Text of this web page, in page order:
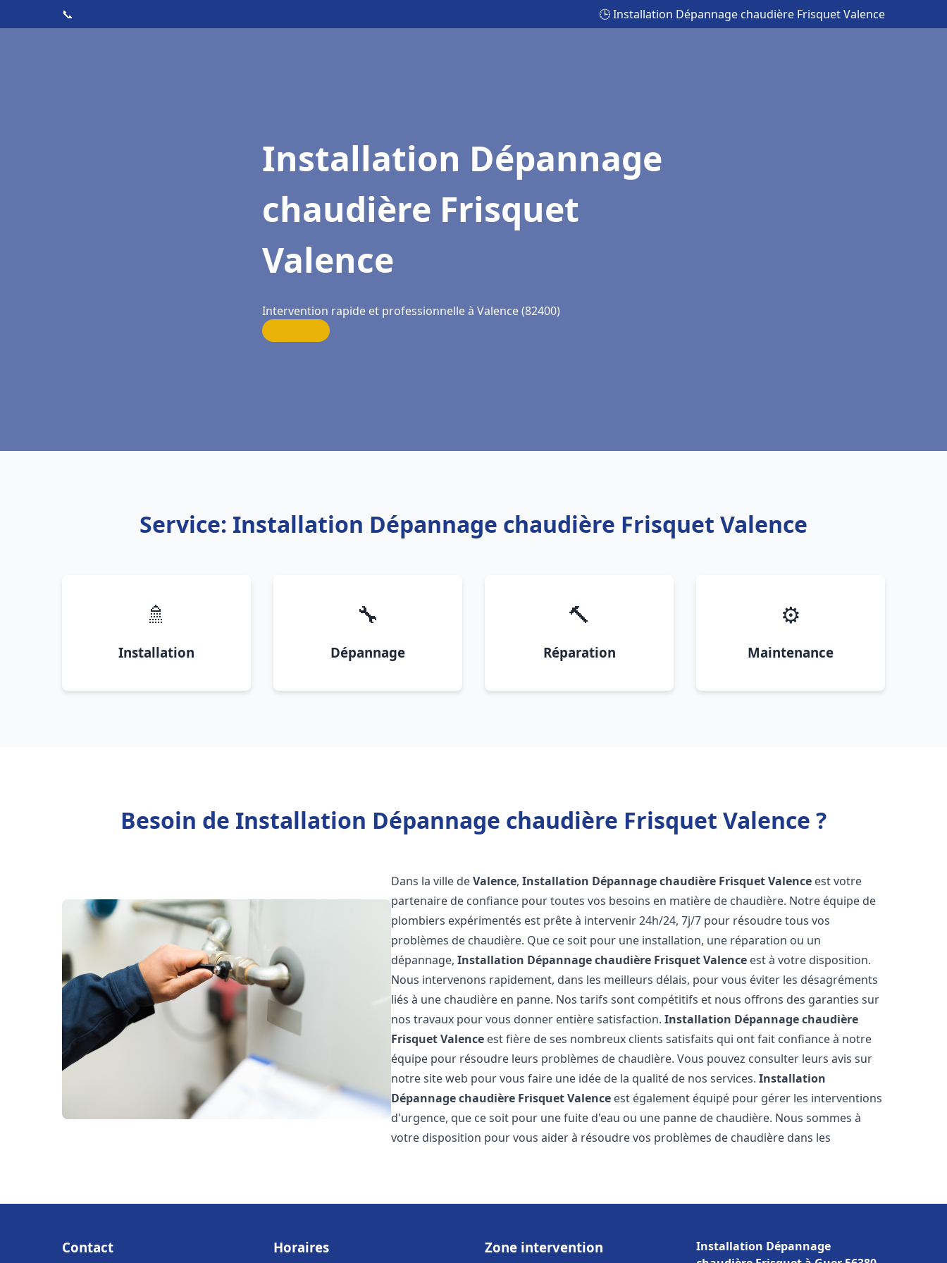
📞 🕒 Installation Dépannage chaudière Frisquet Valence
Installation Dépannage
chaudière Frisquet
Valence
Intervention rapide et professionnelle à Valence (82400)
Service: Installation Dépannage chaudière Frisquet Valence
🚿
Installation
🔧
Dépannage
🔨
Réparation
⚙️
Maintenance
Besoin de Installation Dépannage chaudière Frisquet Valence ?
Dans la ville deValence,Installation Dépannage chaudière FrisquetValence est votre
partenaire de confiance pour toutes vos besoins en matière de chaudière. Notre équipe de
plombiers expérimentés est prête à intervenir 24h/24, 7j/7 pour résoudre tous vos
problèmes de chaudière. Que ce soit pour une installation, une réparation ou un
dépannage,Installation Dépannage chaudière FrisquetValence est à votre disposition.
Nous intervenons rapidement, dans les meilleurs délais, pour vous éviter les désagréments
liés à une chaudière en panne. Nos tarifs sont compétitifs et nous offrons des garanties sur
nos travaux pour vous donner entière satisfaction.Installation Dépannage chaudière
FrisquetValence est fière de ses nombreux clients satisfaits qui ont fait confiance à notre
équipe pour résoudre leurs problèmes de chaudière. Vous pouvez consulter leurs avis sur
notre site web pour vous faire une idée de la qualité de nos services.Installation
Dépannage chaudière FrisquetValence est également équipé pour gérer les interventions
d'urgence, que ce soit pour une fuite d'eau ou une panne de chaudière. Nous sommes à
votre disposition pour vous aider à résoudre vos problèmes de chaudière dans les
Contact Horaires Zone intervention
Installation Dépannage